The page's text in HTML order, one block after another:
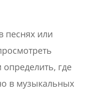
песнях или
где
в музыкальных